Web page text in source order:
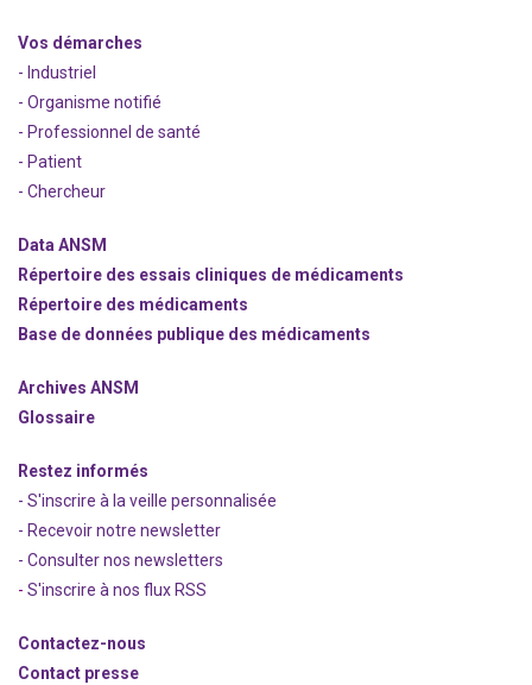
Vos démarches
- Industriel
- Organisme notifié
- Professionnel de santé
- Patient
- Chercheur
Data ANSM
Répertoire des essais cliniques de médicaments
Répertoire des médicaments
Base de données publique des médicaments
Archives ANSM
Glossaire
Restez informés
- S'inscrire à la veille personnalisée
- Recevoir notre newsletter
- Consulter nos newsletters
- S'inscrire à nos flux RSS
Contactez-nous
Contact presse